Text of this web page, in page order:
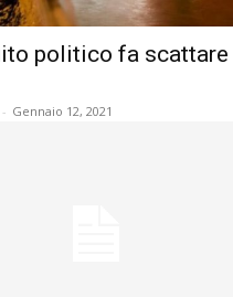
politico fa
- Gennaio 12, 2021